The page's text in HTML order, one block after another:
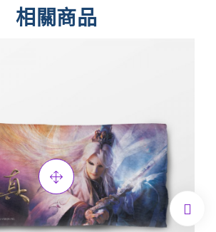
相關商品
